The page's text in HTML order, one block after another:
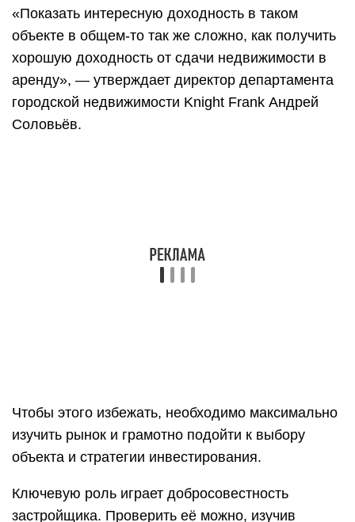
«Показать интересную доходность в таком
объекте в общем-то так же сложно, как получить
хорошую доходность от сдачи недвижимости в
аренду», — утверждает директор департамента
городской недвижимости Knight Frank Андрей
Соловьёв.
Чтобы этого избежать, необходимо максимально
изучить рынок и грамотно подойти к выбору
объекта и стратегии инвестирования.
Ключевую роль играет добросовестность
застройщика. Проверить её можно, изучив